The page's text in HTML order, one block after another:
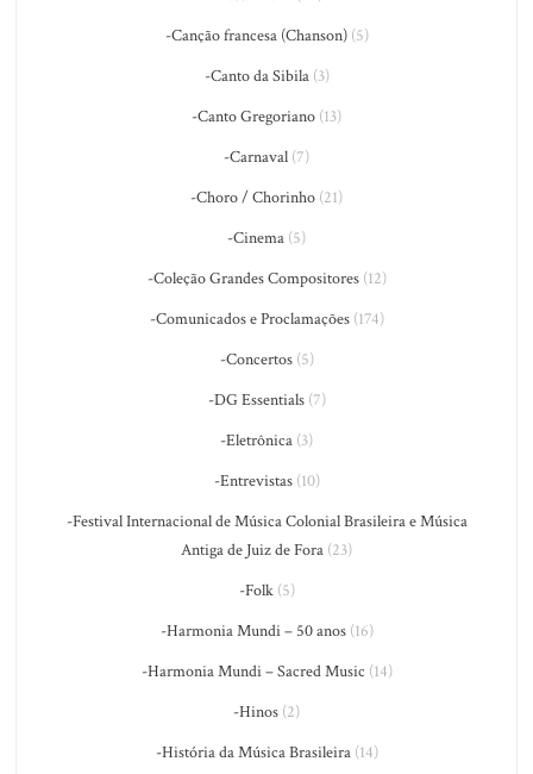
-Canção francesa (Chanson)(5)
-Canto da Sibila(3)
-Canto Gregoriano (13)
-Carnaval (7)
-Choro / Chorinho (21)
-Cinema (5)
-Coleção Grandes Compositores(12)
-Comunicados e Proclamações(174)
-Concertos(5)
-DG Essentials(7)
-Eletrônica (3)
-Entrevistas(10)
-Festival Internacional de Música Colonial Brasileira e Música
Antiga de Juiz de Fora (23)
-Folk(5)
-Harmonia Mundi – 50 anos(16)
-Harmonia Mundi – Sacred Music (14)
-Hinos (2)
-História da Música Brasileira(14)